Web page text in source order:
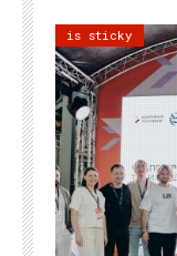
is sticky